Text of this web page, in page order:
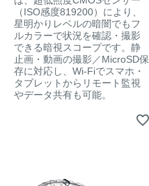
（ISO感度819200）により、
星明かりレベルの暗闇でもフ
ルカラーで状況を確認・撮影
できる暗視スコープです。静
止画・動画の撮影／MicroSD保
存に対応し、Wi-Fiでスマホ・
タブレットからリモート監視
やデータ共有も可能。